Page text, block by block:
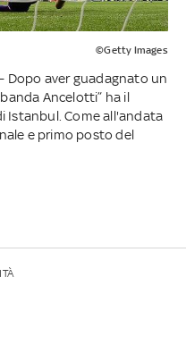
©Getty Images
Dopo aver guadagnato un
Ancelotti” ha il
Istanbul. Come all'andata
e primo posto del